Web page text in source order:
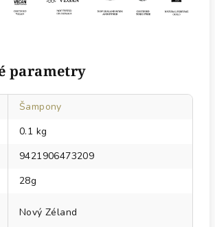
parametry
Šampony
0.1 kg
9421906473209
28g
Nový Zéland